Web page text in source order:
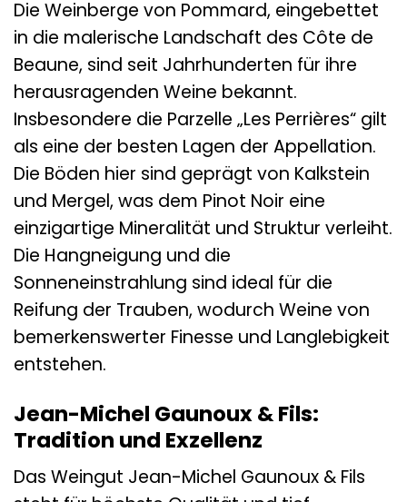
Die Weinberge von Pommard, eingebettet
in die malerische Landschaft des Côte de
Beaune, sind seit Jahrhunderten für ihre
herausragenden Weine bekannt.
Insbesondere die Parzelle „Les Perrières“ gilt
als eine der besten Lagen der Appellation.
Die Böden hier sind geprägt von Kalkstein
und Mergel, was dem Pinot Noir eine
einzigartige Mineralität und Struktur verleiht.
Die Hangneigung und die
Sonneneinstrahlung sind ideal für die
Reifung der Trauben, wodurch Weine von
bemerkenswerter Finesse und Langlebigkeit
entstehen.
Jean-Michel Gaunoux & Fils:
Tradition und Exzellenz
Das Weingut Jean-Michel Gaunoux & Fils